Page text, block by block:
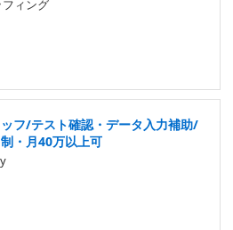
ィング
フ/テスト確認・データ入力補助/
・月40万以上可